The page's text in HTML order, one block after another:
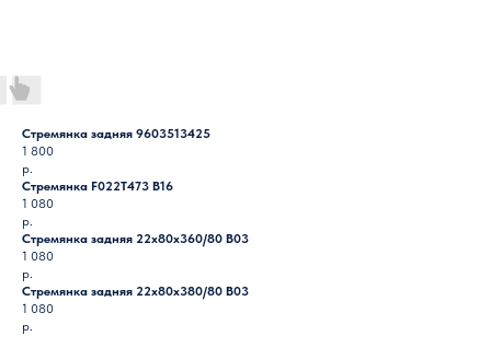
Стремянка задняя 9603513425
1 800
р.
Стремянка F022T473 B16
1 080
р.
Стремянка задняя 22х80х360/80 B03
1 080
р.
Стремянка задняя 22х80х380/80 B03
1 080
р.